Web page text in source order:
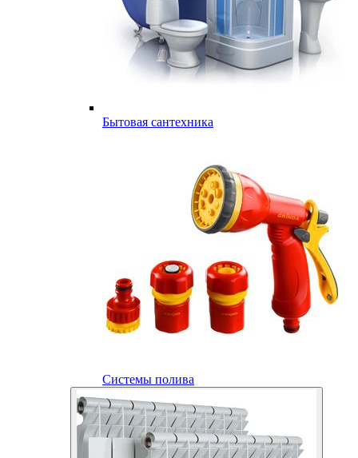
Бытовая сантехника
Системы полива